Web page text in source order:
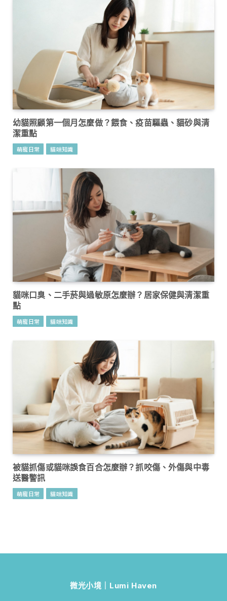
幼貓照顧第一個月怎麼做？餵食、疫苗驅蟲、貓砂與清
潔重點
萌寵日常 貓咪知識
貓咪口臭、二手菸與過敏原怎麼辦？居家保健與清潔重
點
萌寵日常 貓咪知識
被貓抓傷或貓咪誤食百合怎麼辦？抓咬傷、外傷與中毒
送醫警訊
萌寵日常 貓咪知識
微光小境｜Lumi Haven